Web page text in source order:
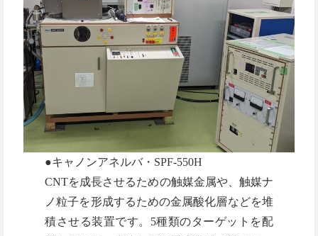
●キャノンアネルバ・SPF-550H
CNTを成長させるための触媒金属や、触媒ナ
ノ粒子を形成するための金属酸化層などを堆
積させる装置です。5種類のターゲットを配